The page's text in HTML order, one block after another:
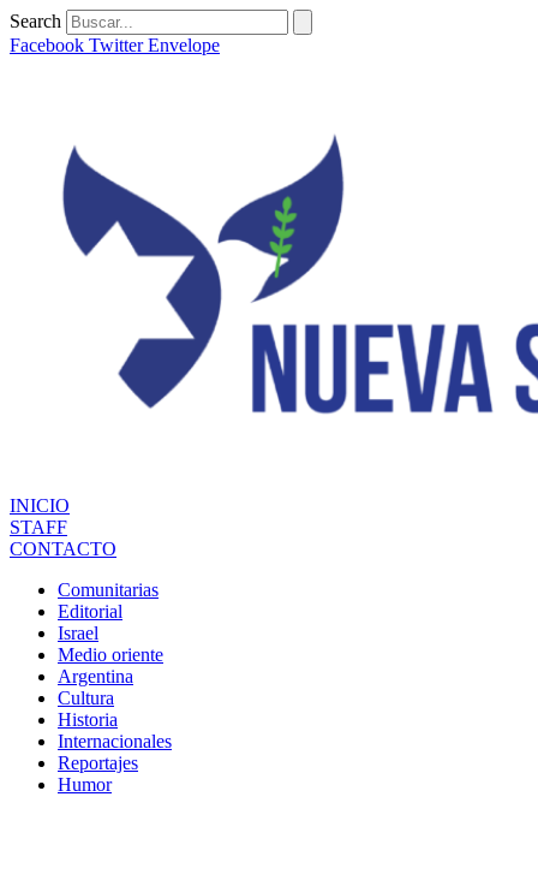
Ir
al
Search
Facebook Twitter Envelope
INICIO
STAFF
CONTACTO
Comunitarias
Editorial
Israel
Medio oriente
Argentina
Cultura
Historia
Internacionales
Reportajes
Humor